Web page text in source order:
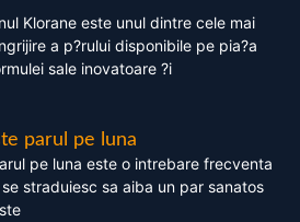
Klorane este unul dintre cele mai
a p?rului disponibile pe pia?a
sale inovatoare ?i
parul pe luna
pe luna este o intrebare frecventa
straduiesc sa aiba un par sanatos